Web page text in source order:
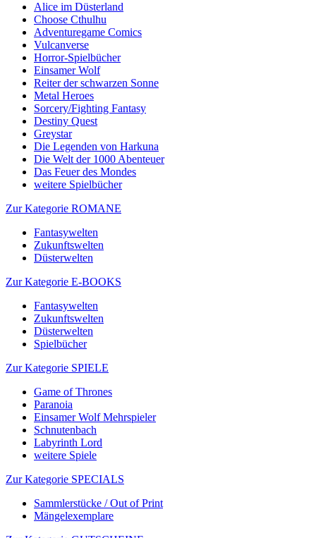
Alice im Düsterland
Choose Cthulhu
Adventuregame Comics
Vulcanverse
Horror-Spielbücher
Einsamer Wolf
Reiter der schwarzen Sonne
Metal Heroes
Sorcery/Fighting Fantasy
Destiny Quest
Greystar
Die Legenden von Harkuna
Die Welt der 1000 Abenteuer
Das Feuer des Mondes
weitere Spielbücher
Zur Kategorie ROMANE
Fantasywelten
Zukunftswelten
Düsterwelten
Zur Kategorie E-BOOKS
Fantasywelten
Zukunftswelten
Düsterwelten
Spielbücher
Zur Kategorie SPIELE
Game of Thrones
Paranoia
Einsamer Wolf Mehrspieler
Schnutenbach
Labyrinth Lord
weitere Spiele
Zur Kategorie SPECIALS
Sammlerstücke / Out of Print
Mängelexemplare